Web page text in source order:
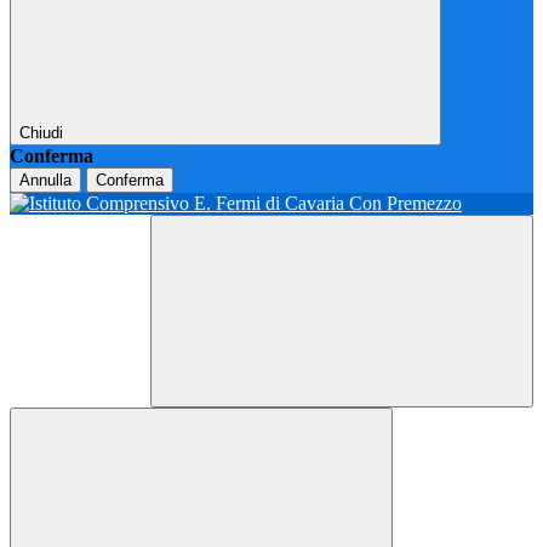
Chiudi
Conferma
Annulla Conferma